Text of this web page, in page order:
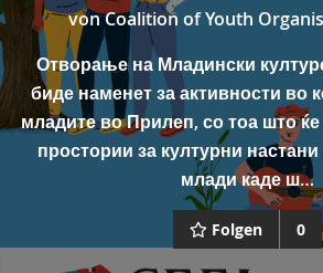
vonCoalition of Youth
Отворање на Младински
биде наменет за активности во
младите во Прилеп, со тоа што
простории за културни
млади каде ш…
Folgen 0